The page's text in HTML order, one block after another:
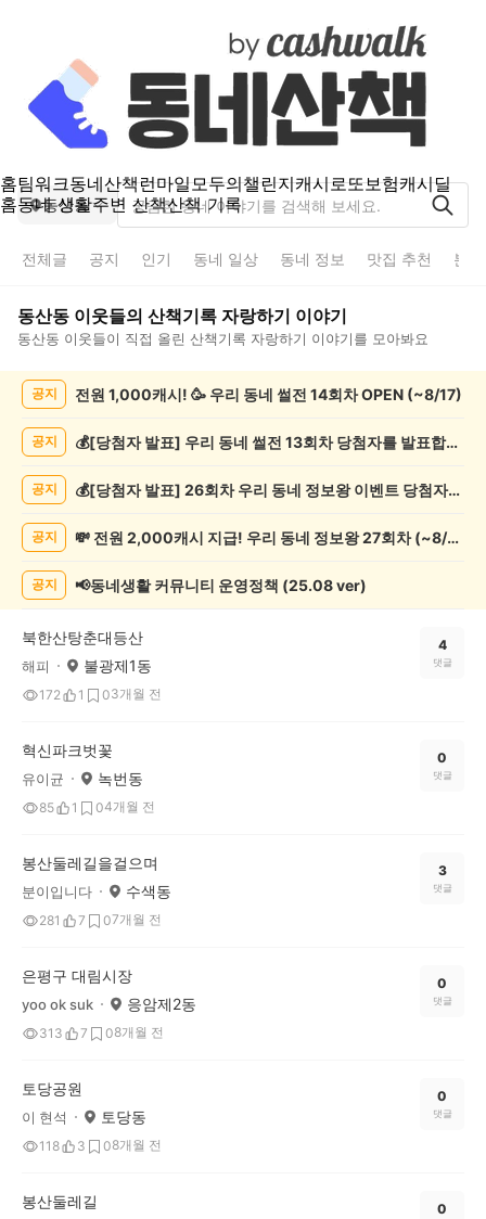
홈팀워크동네산책런마일모두의챌린지캐시로또보험캐시딜
홈동네 생활주변 산책산책 기록
동산동
전체글 공지 인기 동네 일상 동네 정보 맛집 추천 분
동산동 이웃들의 산책기록 자랑하기 이야기
동산동 이웃들이 직접 올린 산책기록 자랑하기 이야기를 모아봐요
게
공지 전원 1,000캐시! 🥳 우리 동네 썰전 14회차 OPEN (~8/17)
공지 💰[당첨자 발표] 우리 동네 썰전 13회차 당첨자를 발표합니다!
공지 💰[당첨자 발표] 26회차 우리 동네 정보왕 이벤트 당첨자를 발표합니다!
공지 💸 전원 2,000캐시 지급! 우리 동네 정보왕 27회차 (~8/10)
공지 📢동네생활 커뮤니티 운영정책 (25.08 ver)
북한산탕춘대등산
해피 불광제1동
172 1 03개월 전
4
댓글
혁신파크벗꽃
유이균 녹번동
85 1 04개월 전
0
댓글
봉산둘레길을걸으며
분이입니다 수색동
281 7 07개월 전
3
댓글
은평구 대림시장
yoo ok suk 응암제2동
313 7 08개월 전
0
댓글
토당공원
이 현석 토당동
118 3 08개월 전
0
댓글
봉산둘레길 0